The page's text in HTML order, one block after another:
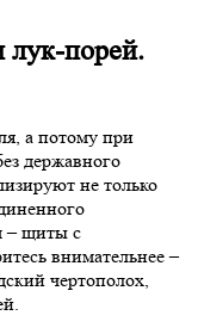
лук-порей.
а потому при
державного
не только
– щиты с
внимательнее –
чертополох,